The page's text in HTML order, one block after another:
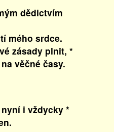
dědictvím
srdce.
zásady plnit, *
věčné časy.
i vždycky *